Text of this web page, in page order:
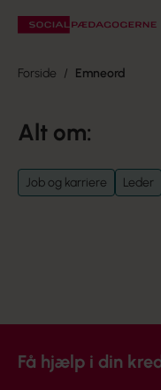
Forside Emneord
Alt om:
Job og karriere Leder
Få hjælp i din